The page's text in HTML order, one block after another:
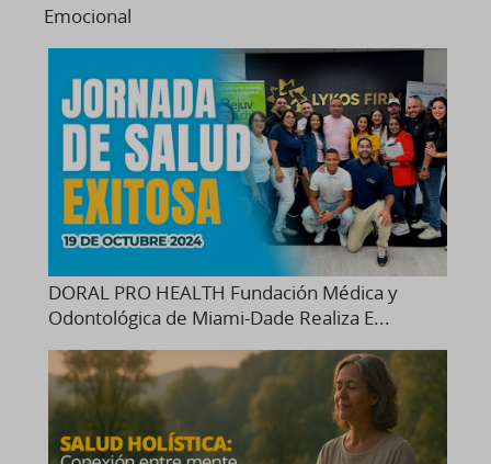
Emocional
DORAL PRO HEALTH Fundación Médica y
Odontológica de Miami-Dade Realiza E...